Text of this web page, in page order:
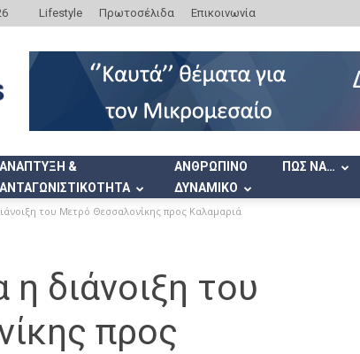
Lifestyle Πρωτοσέλιδα Επικοινωνία
ΑΝΑΠΤΥΞΗ &
ΑΝΤΑΓΩΝΙΣΤΙΚΟΤΗΤΑ
ΑΝΘΡΩΠΙΝΟ
ΔΥΝΑΜΙΚΟ
ΠΩΣ ΝΑ…
του Μετρό Θεσσαλονίκης προς Καλαμαριά
διάνοιξη του
προς